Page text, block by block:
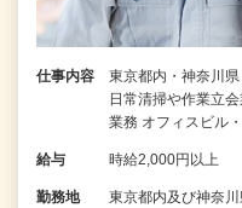
仕事内容
東京都内・神奈川
日常清掃や作業立
業務 オフィスビル
給与 時給2,000円以上
勤務地 東京都内及び神奈